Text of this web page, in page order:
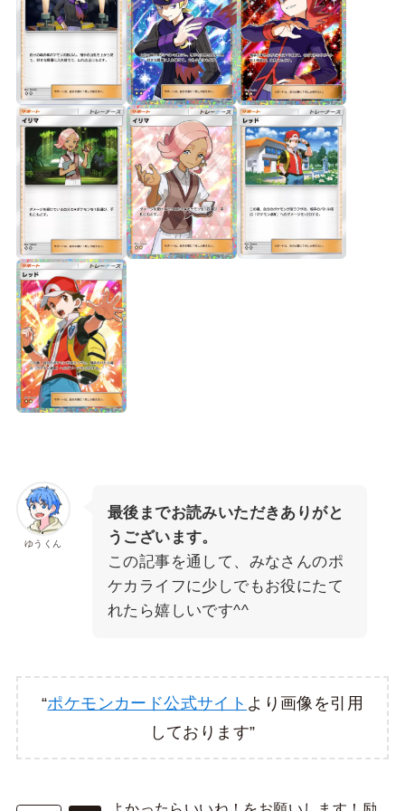
ゆうくん
最後までお読みいただきありがと
うございます。
この記事を通して、みなさんのポ
ケカライフに少しでもお役にたて
れたら嬉しいです^^
“ポケモンカード公式サイト より画像を引用
しております”